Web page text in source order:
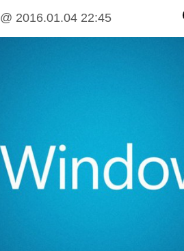
@ 2016.01.04 22:45